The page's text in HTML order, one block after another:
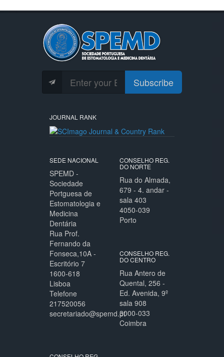
Subscribe
JOURNAL RANK
SEDE NACIONAL
SPEMD -
Sociedade
Portguesa de
Estomatologia e
Medicina
Dentária
Rua Prof.
Fernando da
Fonseca,10A -
Escritório 7
1600-618
Lisboa
Telefone
217520056
secretariado@spemd.pt
CONSELHO REG.
DO NORTE
Rua do Almada,
679 - 4. andar -
sala 403
4050-039
Porto
CONSELHO REG.
DO CENTRO
Rua Antero de
Quental, 256 -
Ed. Avenida, 9º
sala 908
3000-033
Coimbra